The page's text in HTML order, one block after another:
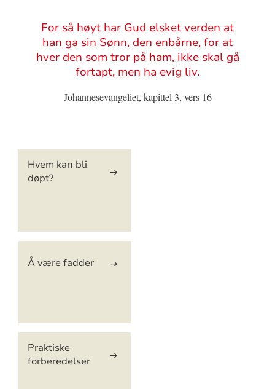
Sitat
For så høyt har Gud elsket verden at
han ga sin Sønn, den enbårne, for at
hver den som tror på ham, ikke skal gå
fortapt, men ha evig liv.
Johannesevangeliet, kapittel 3, vers 16
Artikkelsnarveger
Hvem kan bli
døpt?
Å være fadder
Praktiske
forberedelser